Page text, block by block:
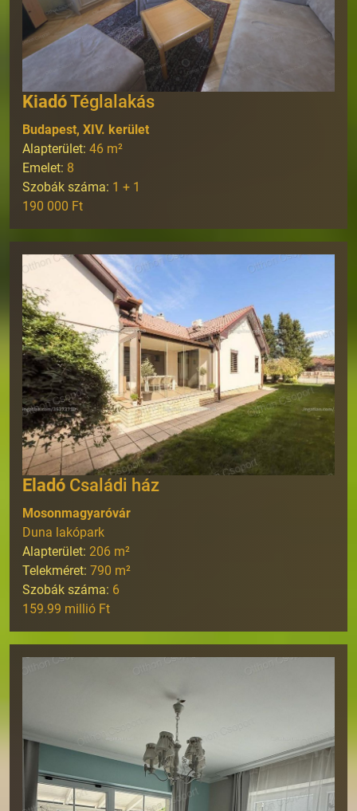
KiadóTéglalakás
Budapest, XIV. kerület
Alapterület: 46 m²
Emelet: 8
Szobák száma: 1 + 1
190 000 Ft
Eladó Családi ház
Mosonmagyaróvár
Duna lakópark
Alapterület: 206 m²
Telekméret: 790 m²
Szobák száma: 6
159.99 millió Ft